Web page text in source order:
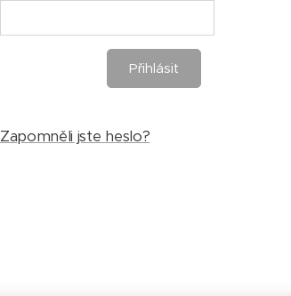
Přihlásit
Zapomněli jste heslo?